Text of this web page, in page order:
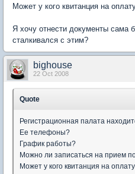
Может у кого квитанция на
Я хочу отнести документы сама
сталкивался с этим?
bighouse
22 Oct 2008
Quote
Регистрационная палата
Ее телефоны?
График работы?
Можно ли записаться на прием
Может у кого квитанция на